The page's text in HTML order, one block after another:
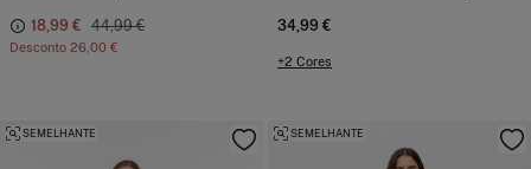
18,99 € 44,99 €
Desconto 26,00 €
34,99 €
+2 Cores
SEMELHANTE SEMELHANTE